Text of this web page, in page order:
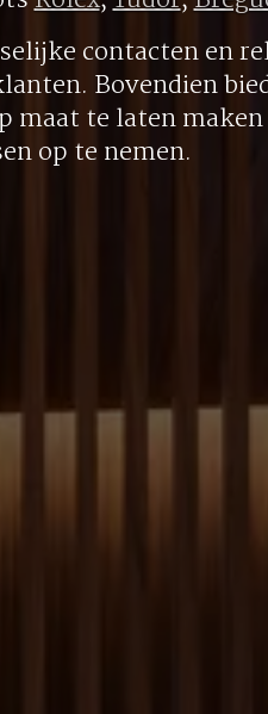
contacten en
Bovendien
maat te laten
op te nemen.